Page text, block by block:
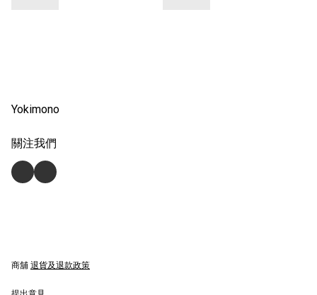
Yokimono
關注我們
商舖 退貨及退款政策